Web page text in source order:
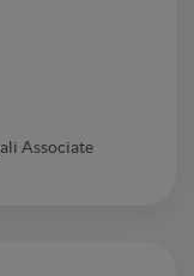
Associate